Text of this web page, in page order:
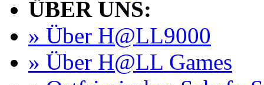
ÜBER UNS:
» Über H@LL9000
» Über H@LL Games